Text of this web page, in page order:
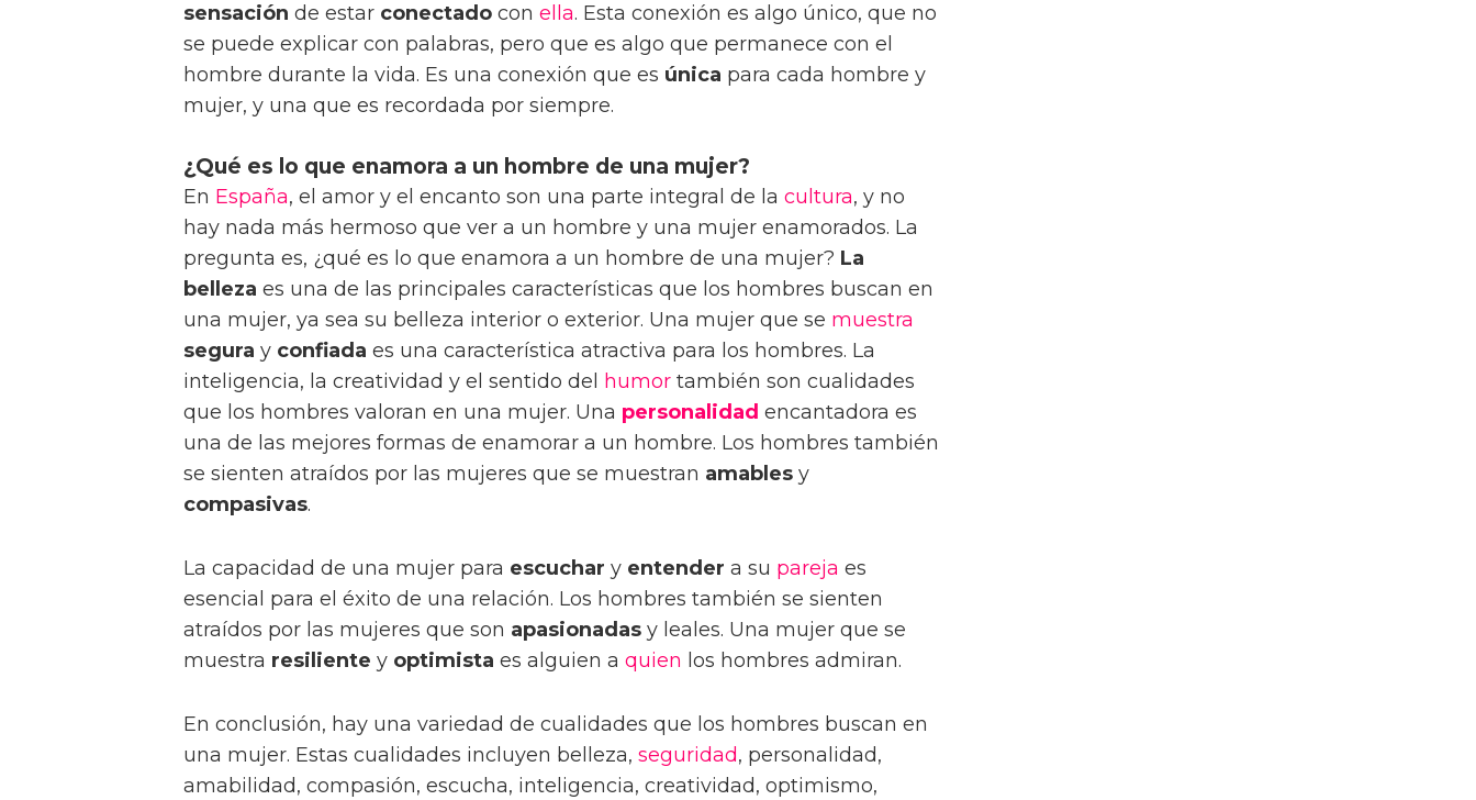
sensación de estar conectado con ella. Esta conexión es algo único, que no
se puede explicar con palabras, pero que es algo que permanece con el
hombre durante la vida. Es una conexión que es única para cada hombre y
mujer, y una que es recordada por siempre.
¿Qué es lo que enamora a un hombre de una mujer?
En España, el amor y el encanto son una parte integral de la cultura, y no
hay nada más hermoso que ver a un hombre y una mujer enamorados. La
pregunta es, ¿qué es lo que enamora a un hombre de una mujer? La
belleza es una de las principales características que los hombres buscan en
una mujer, ya sea su belleza interior o exterior. Una mujer que se muestra
segura y confiada es una característica atractiva para los hombres. La
inteligencia, la creatividad y el sentido del
humor también son cualidades
que los hombres valoran en una mujer. Una personalidad encantadora es
una de las mejores formas de enamorar a un hombre. Los hombres también
se sienten atraídos por las mujeres que se muestran amables y
compasivas.
La capacidad de una mujer para escuchar y entender a su pareja es
esencial para el éxito de una relación. Los hombres también se sienten
atraídos por las mujeres que son apasionadas y leales. Una mujer que se
muestra resiliente y optimista es alguien a quien los hombres admiran.
En conclusión, hay una variedad de cualidades que los hombres buscan en
una mujer. Estas cualidades incluyen belleza, seguridad, personalidad,
amabilidad, compasión, escucha, inteligencia, creatividad, optimismo,